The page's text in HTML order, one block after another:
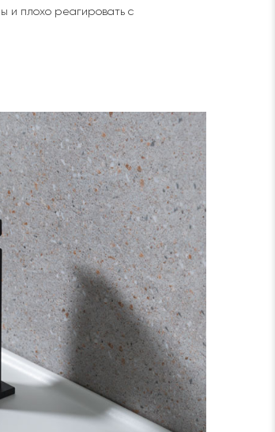
и плохо реагировать с